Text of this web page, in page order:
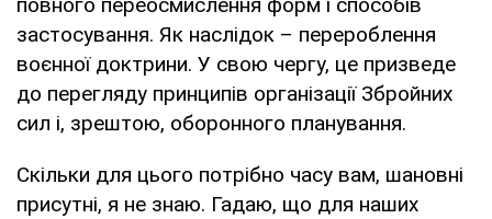
застосування. Як наслідок – перероблення
воєнної доктрини. У свою чергу, це призведе
до перегляду принципів організації Збройних
сил і, зрештою, оборонного планування.
Скільки для цього потрібно часу вам, шановні
присутні, я не знаю. Гадаю, що для наших